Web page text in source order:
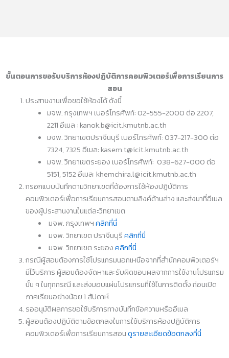
ขั้นตอนการขอรับบริการห้องปฏิบัติการคอมพิวเตอร์เพื่อการเรียนการ
สอน
ประสานงานเพื่อขอใช้ห้องได้ ดังนี้
มจพ. กรุงเทพฯ เบอร์โทรศัพท์: 02-555-2000 ต่อ 2207,
2211 อีเมล : kanok.b@icit.kmutnb.ac.th
มจพ. วิทยาเขตปราจีนบุรี เบอร์โทรศัพท์: 037-217-300 ต่อ
7324, 7325 อีเมล: kasem.t@icit.kmutnb.ac.th
มจพ. วิทยาเขตระยอง เบอร์โทรศัพท์: 038-627-000 ต่อ
5151, 5152 อีเมล: khemchira.l@icit.kmutnb.ac.th
กรอกแบบบันทึกตามวิทยาเขตที่ต้องการใช้ห้องปฎิบัติการ
คอมพิวเตอร์เพื่อการเรียนการสอนตามลิงค์ด้านล่าง และส่งมาที่อีเมล
ของผู้ประสานงานในแต่ละวิทยาเขต
มจพ. กรุงเทพฯคลิกที่นี่
มจพ. วิทยาเขต ปราจีนบุรีคลิกที่นี่
มจพ. วิทยาเขต ระยองคลิกที่นี่
กรณีผู้สอนต้องการใช้โปรแกรมนอกเหนือจากที่สำนักคอมพิวเตอร์ฯ
มีไว้บริการ ผู้สอนต้องจัดหาและรับผิดชอบผลจากการใช้งานโปรแกรม
นั้น ๆ ในทุกกรณี และส่งมอบแผ่นโปรแกรมที่ใช้ในการติดตั้ง ก่อนเปิด
ภาคเรียนอย่างน้อย 1 สัปดาห์
รออนุมัติผลการขอใช้บริการทางบันทึกข้อความหรืออีเมล
ผู้สอนต้องปฏิบัติตามข้อตกลงในการใช้บริการห้องปฏิบัติการ
คอมพิวเตอร์เพื่อการเรียนการสอนดูรายละเอียดข้อตกลงที่นี่